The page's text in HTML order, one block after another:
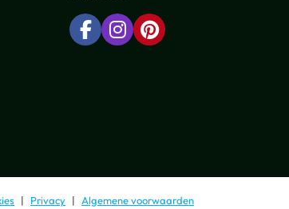
Ga naar Facebook
Ga naar Instagram
Ga naar Pinterest
Privacy Algemene voorwaarden